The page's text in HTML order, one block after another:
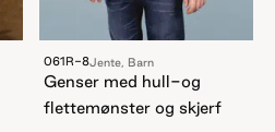
061R-8Jente, Barn
Genser med hull-og
flettemønster og skjerf